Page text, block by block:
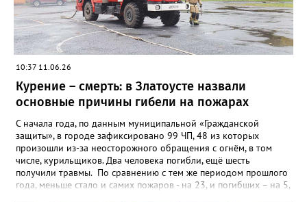
10:37 11.06.26
Курение – смерть: в Златоусте назвали
основные причины гибели на пожарах
С начала года, по данным муниципальной «Гражданской
защиты», в городе зафиксировано 99 ЧП, 48 из которых
произошли из-за неосторожного обращения с огнём, в том
числе, курильщиков. Два человека погибли, ещё шесть
получили травмы. По сравнению с тем же периодом прошлого
года, меньше стало и самих пожаров - на 23, и погибших – на 5,